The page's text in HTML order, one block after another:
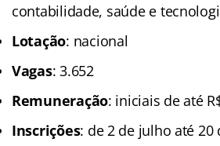
contabilidade, saúde e
Lotação: nacional
Vagas: 3.652
Remuneração: iniciais de até
Inscrições: de 2 de julho até 20